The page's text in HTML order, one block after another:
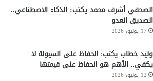
الصحفي أشرف محمد يكتب: الذكاء الاصطناعي..
الصديق العدو
17 يونيو، 2026
وليد خطاب يكتب: الحفاظ على السيولة لا
يكفي.. الأهم هو الحفاظ على قيمتها
12 يونيو، 2026